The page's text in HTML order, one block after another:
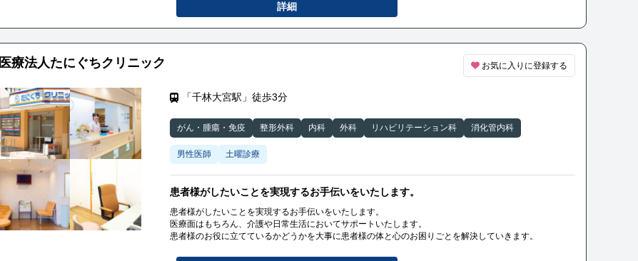
詳細
医療法人たにぐちクリニック お気に入りに登録する
「千林大宮駅」徒歩3分
がん・腫瘍・免疫 整形外科 内科 外科 リハビリテーション科 消化管内科
男性医師 土曜診療
患者様がしたいことを実現するお手伝いをいたします。
患者様がしたいことを実現するお手伝いをいたします。
医療面はもちろん、介護や日常生活においてサポートいたします。
患者様のお役に立てているかどうかを大事に患者様の体と心のお困りごとを解決していきます。